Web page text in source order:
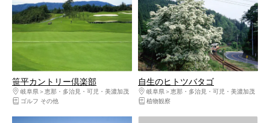
笹平カントリー倶楽部
岐阜県
恵那・多治見・可児・美濃加茂
ゴルフ その他
自生のヒトツバタゴ
岐阜県
恵那・多治見・可児・美濃加茂
植物観察